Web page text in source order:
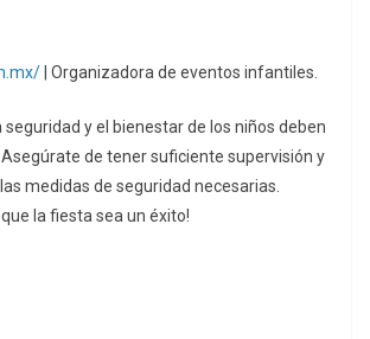
| Organizadora de eventos infantiles.
seguridad y el bienestar de los niños deben
de tener suficiente supervisión y
medidas de seguridad necesarias.
la fiesta sea un éxito!